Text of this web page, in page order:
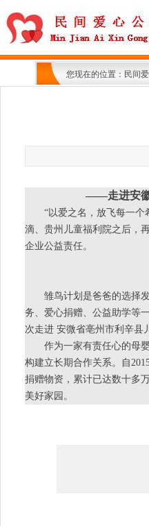
您现在的位置： 民间
——走进安徽省
“以爱之名，放飞每一个希
滴、贵州儿童福利院之后，
企业公益责任。
雏鸟计划是爸爸的选择发
务、爱心捐赠、公益助学等
次走进 安微省亳州市利辛县
作为一家有责任心的母婴
构建立长期合作关系。自
捐赠物资，累计已达数十多
美好家园。